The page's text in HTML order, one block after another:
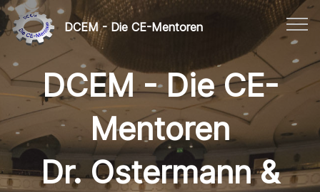
DCEM - Die CE-Mentoren
DCEM - Die CE-
Mentoren
Dr. Ostermann &